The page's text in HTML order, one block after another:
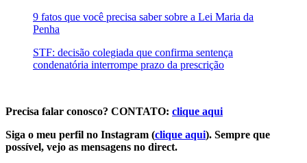
9 fatos que você precisa saber sobre a Lei Maria da
Penha
STF: decisão colegiada que confirma sentença
condenatória interrompe prazo da prescrição
Precisa falar conosco? CONTATO: clique aqui
Siga o meu perfil no Instagram (clique aqui). Sempre que
possível, vejo as mensagens no direct.